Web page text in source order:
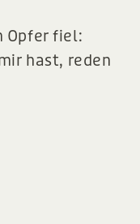
Opfer fiel:
hast, reden